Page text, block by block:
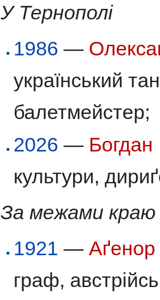
У Тернополі
1986 —
український
балетмейстер;
2026 — Богдан
культури,
За межами краю
1921 —Аґенор
граф,